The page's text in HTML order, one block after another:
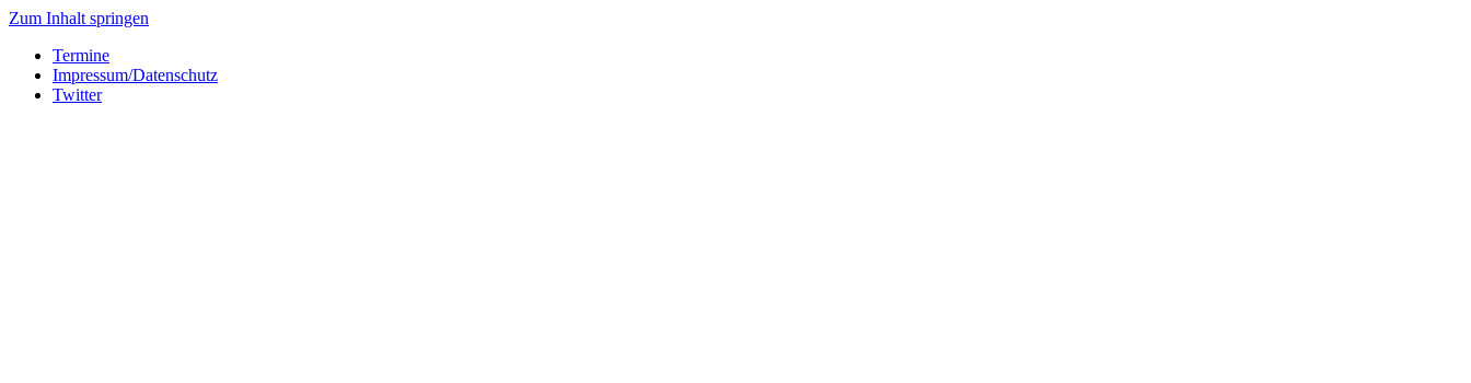
Zum Inhalt springen
Termine
Impressum/Datenschutz
Twitter